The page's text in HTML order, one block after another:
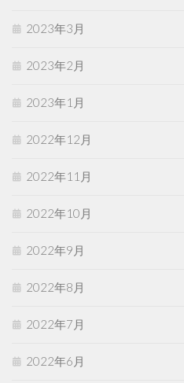
2023年3月
2023年2月
2023年1月
2022年12月
2022年11月
2022年10月
2022年9月
2022年8月
2022年7月
2022年6月